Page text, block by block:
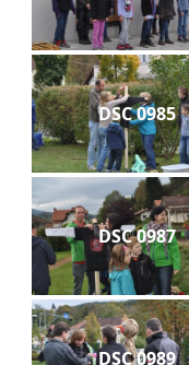
DSC 0985
DSC 0987
DSC 0989